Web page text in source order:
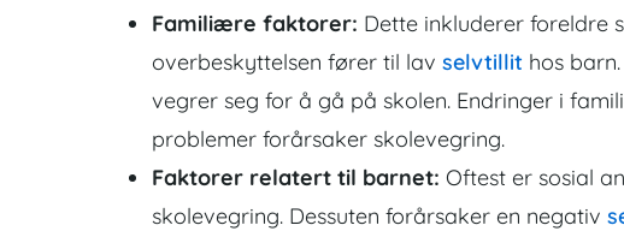
Familiære faktorer: Dette inkluderer foreldre
overbeskyttelsen fører til lav selvtillit hos
vegrer seg for å gå på skolen. Endringer i
problemer forårsaker skolevegring.
Faktorer relatert til barnet: Oftest er sosial
skolevegring. Dessuten forårsaker en negativ